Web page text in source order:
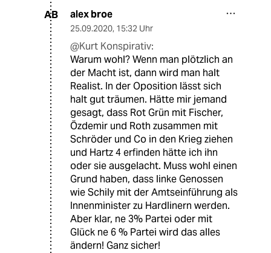
AB alex broe
25.09.2020, 15:32 Uhr
@Kurt Konspirativ:
Warum wohl? Wenn man plötzlich an
der Macht ist, dann wird man halt
Realist. In der Oposition lässt sich
halt gut träumen. Hätte mir jemand
gesagt, dass Rot Grün mit Fischer,
Özdemir und Roth zusammen mit
Schröder und Co in den Krieg ziehen
und Hartz 4 erfinden hätte ich ihn
oder sie ausgelacht. Muss wohl einen
Grund haben, dass linke Genossen
wie Schily mit der Amtseinführung als
Innenminister zu Hardlinern werden.
Aber klar, ne 3% Partei oder mit
Glück ne 6 % Partei wird das alles
ändern! Ganz sicher!